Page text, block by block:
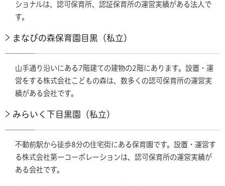
ショナルは、認可保育所、認証保育所の運営実績がある法人で
す。
まなびの森保育園目黒（私立）
山手通り沿いにある7階建ての建物の2階にあります。設置・運
営をする株式会社こどもの森は、数多くの認可保育所の運営実
績がある会社です。
みらいく下目黒園（私立）
不動前駅から徒歩8分の住宅街にある保育園です。設置・運営す
る株式会社第一コーポレーションは、認可保育所の運営実績が
ある会社です。